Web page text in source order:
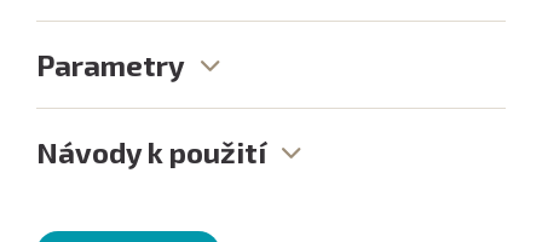
Parametry
Návody k použití